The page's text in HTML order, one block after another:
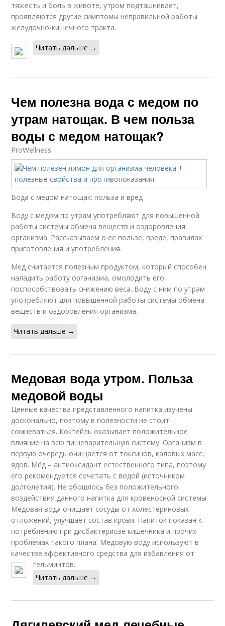
тяжесть и боль в животе, утром подташнивает,
проявляются другие симптомы неправильной работы
желудочно-кишечного тракта.
Читать дальше →
Чем полезна вода с медом по
утрам натощак. В чем польза
воды с медом натощак?
ProWellness
Вода с медом натощак: польза и вред
Воду с медом по утрам употребляют для повышенной
работы системы обмена веществ и оздоровления
организма. Рассказываем о ее пользе, вреде, правилах
приготовления и употребления.
Мед считается полезным продуктом, который способен
наладить работу организма, омолодить его,
поспособствовать снижению веса. Воду с ним по утрам
употребляют для повышенной работы системы обмена
веществ и оздоровления организма.
Читать дальше →
Медовая вода утром. Польза
медовой воды
Ценные качества представленного напитка изучены
досконально, поэтому в полезности не стоит
сомневаться. Коктейль оказывает положительное
влияние на всю пищеварительную систему. Организм в
первую очередь очищается от токсинов, каловых масс,
ядов. Мёд – антиоксидант естественного типа, поэтому
его рекомендуется сочетать с водой (источником
долголетия). Не обошлось без положительного
воздействия данного напитка для кровеносной системы.
Медовая вода очищает сосуды от холестериновых
отложений, улучшает состав крови. Напиток показан к
потреблению при дисбактериозе кишечника и прочих
проблемах такого плана. Медовую воду используют в
качестве эффективного средства для избавления от
гельминтов.
Читать дальше →